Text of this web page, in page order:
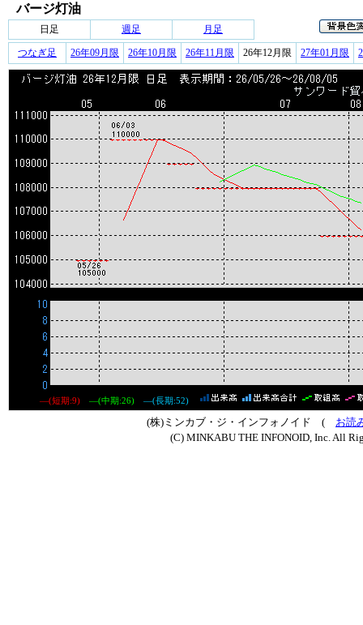
バージ灯油
日足 週足 月足
つなぎ足 26年09月限 26年10月限 26年11月限 26年12月限 27年01月限
―(短期:9) ―(中期:26) ―(長期:52)
(株)ミンカブ・ジ・インフォノイド ( お読
(C) MINKABU THE INFONOID, Inc. All